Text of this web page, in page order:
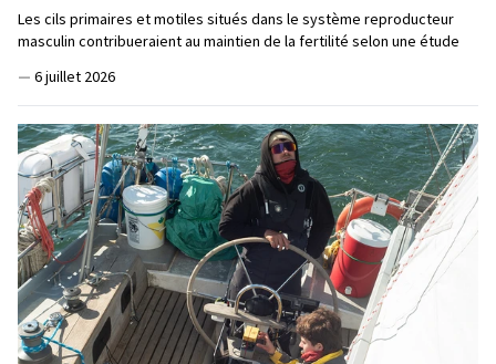
Les cils primaires et motiles situés dans le système reproducteur
masculin contribueraient au maintien de la fertilité selon une étude
— 6 juillet 2026